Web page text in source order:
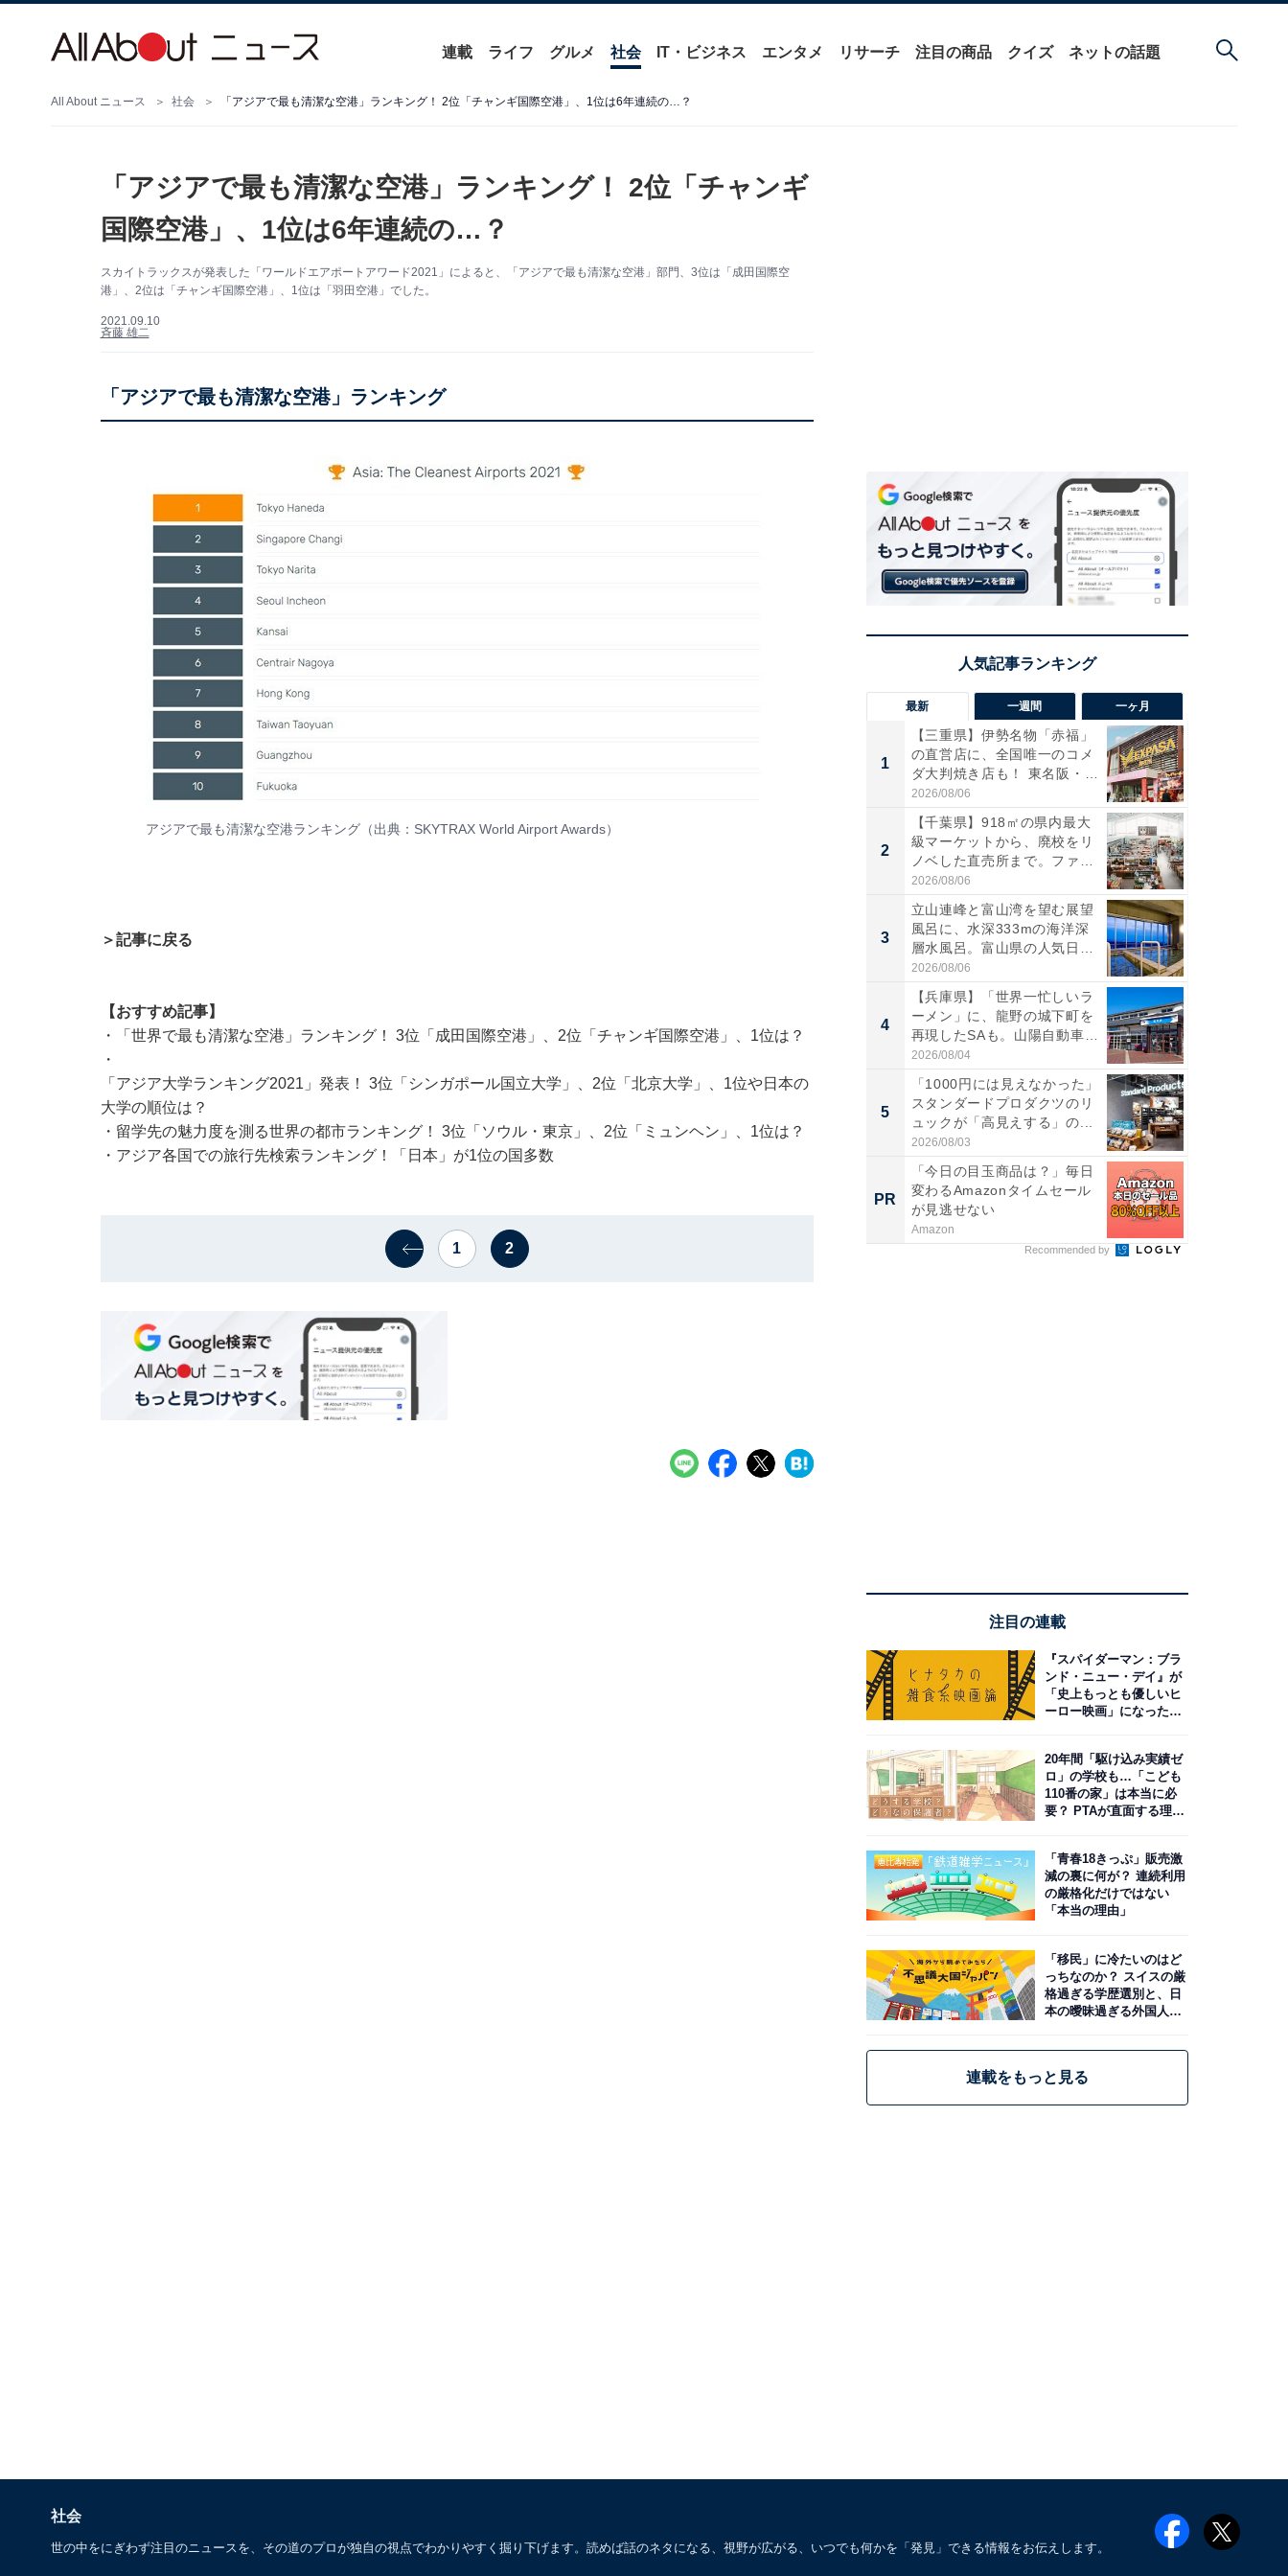
連載 ライフ グルメ 社会 IT・ビジネス エンタメ リサーチ 注目の商品 クイズ ネットの話題
All About ニュース 社会 「アジアで最も清潔な空港」ランキング！ 2位「チャンギ国際空港」、1位は6年連続の…？
「アジアで最も清潔な空港」ランキング！ 2位「チャンギ
国際空港」、1位は6年連続の…？
スカイトラックスが発表した「ワールドエアポートアワード2021」によると、「アジアで最も清潔な空港」部門、3位は「成田国際空
港」、2位は「チャンギ国際空港」、1位は「羽田空港」でした。
2021.09.10
斉藤 雄二
「アジアで最も清潔な空港」ランキング
アジアで最も清潔な空港ランキング（出典：SKYTRAX World Airport Awards）
＞記事に戻る
【おすすめ記事】
・
「世界で最も清潔な空港」ランキング！ 3位「成田国際空港」、2位「チャンギ国際空港」、1位は？
・
「アジア大学ランキング2021」発表！ 3位「シンガポール国立大学」、2位「北京大学」、1位や日本の
大学の順位は？
・ 留学先の魅力度を測る世界の都市ランキング！ 3位「ソウル・東京」、2位「ミュンヘン」、1位は？
・ アジア各国での旅行先検索ランキング！「日本」が1位の国多数
1 2
最新 一週間 一ヶ月
1
【三重県】伊勢名物「赤福」
の直営店に、全国唯一のコメ
ダ大判焼き店も！ 東名阪・
伊...
2026/08/06
2
【千葉県】918㎡の県内最大
級マーケットから、廃校をリ
ノベした直売所まで。ファ
ー...
2026/08/06
3
立山連峰と富山湾を望む展望
風呂に、水深333mの海洋深
層水風呂。富山県の人気日
帰...
2026/08/06
4
【兵庫県】「世界一忙しいラ
ーメン」に、龍野の城下町を
再現したSAも。山陽自動車
道...
2026/08/04
5
「1000円には見えなかった」
スタンダードプロダクツのリ
ュックが「高見えする」の...
2026/08/03
PR
「今日の目玉商品は？」毎日
変わるAmazonタイムセール
が見逃せない
Amazon
Recommended by
注目の連載
『スパイダーマン：ブラ
ンド・ニュー・デイ』が
「史上もっとも優しいヒ
ーロー映画」になった理
20年間「駆け込み実績ゼ
ロ」の学校も…「こども
110番の家」は本当に必
要？ PTAが直面する理想
「青春18きっぷ」販売激
減の裏に何が？ 連続利用
の厳格化だけではない
「本当の理由」
「移民」に冷たいのはど
っちなのか？ スイスの厳
格過ぎる学歴選別と、日
本の曖昧過ぎる外国人政
連載をもっと見る
社会
世の中をにぎわず注目のニュースを、その道のプロが独自の視点でわかりやすく掘り下げます。読めば話のネタになる、視野が広がる、いつでも何かを「発見」できる情報をお伝えします。